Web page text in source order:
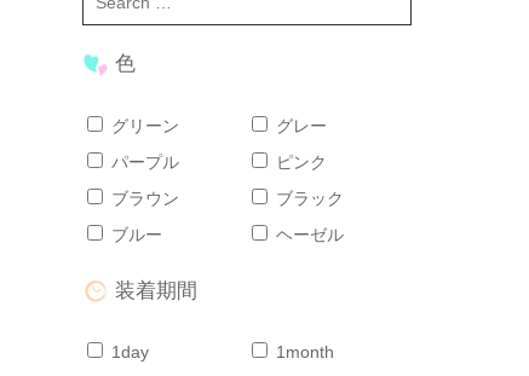
色
グリーン
グレー
パープル
ピンク
ブラウン
ブラック
ブルー
ヘーゼル
装着期間
1day
1month